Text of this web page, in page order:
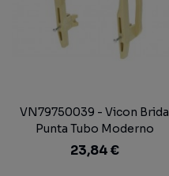
VN79750039 - Vicon Brida
Punta Tubo Moderno
23,84 €